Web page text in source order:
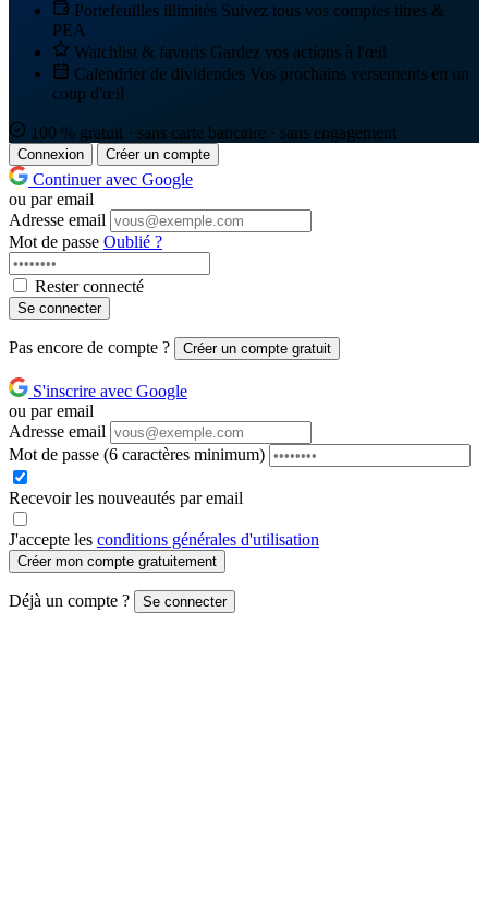
Portefeuilles illimités Suivez tous vos comptes titres &
PEA
Watchlist & favoris Gardez vos actions à l'œil
Calendrier de dividendes Vos prochains versements en un
coup d'œil
100 % gratuit · sans carte bancaire · sans engagement
Connexion Créer un compte
Continuer avec Google
ou par email
Adresse email
Mot de passe Oublié ?
Rester connecté
Se connecter
Pas encore de compte ? Créer un compte gratuit
S'inscrire avec Google
ou par email
Adresse email
Mot de passe (6 caractères minimum)
Recevoir les nouveautés par email
J'accepte les conditions générales d'utilisation
Créer mon compte gratuitement
Déjà un compte ? Se connecter